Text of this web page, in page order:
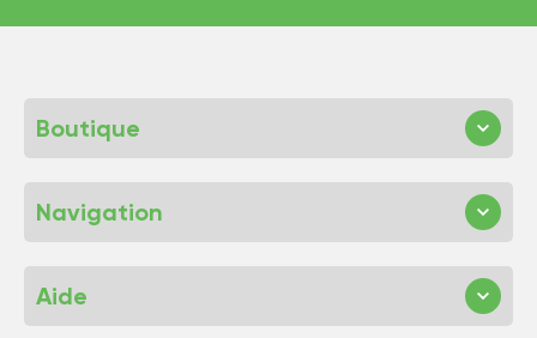
Boutique
Navigation
Aide